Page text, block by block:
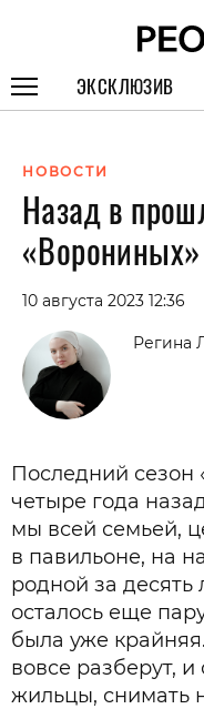
ЭКСКЛЮЗИВ
ИНТЕРВЬЮ
ПОКОЛЕНИЕ
НОВОСТИ
Назад в
10 августа 2023 12:36
Регина
Последний
четыре года
мы всей семьей,
в павильоне, на
родной за десять
осталось еще
была уже
вовсе разберут,
жильцы, снимать